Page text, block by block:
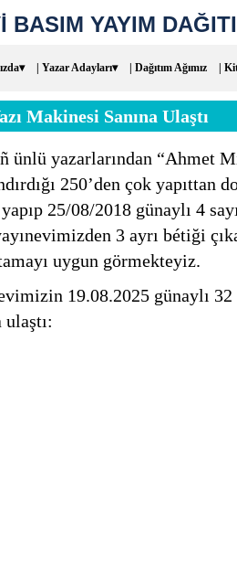
BASIM YAYIM
| Yazar Adayları▾ | Dağıtım Ağımız |
Makinesi Sanına Ulaştı
ünlü yazarlarından “Ahmet
250’den çok yapıttan
25/08/2018 günaylı 4
3 ayrı bétiği
uygun görmekteyiz.
19.08.2025 günaylı 32
ulaştı: